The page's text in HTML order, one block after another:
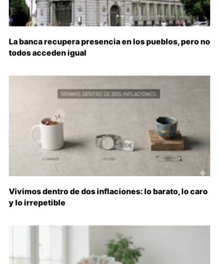
La banca recupera presencia en los pueblos, pero no
todos acceden igual
Vivimos dentro de dos inflaciones: lo barato, lo caro
y lo irrepetible